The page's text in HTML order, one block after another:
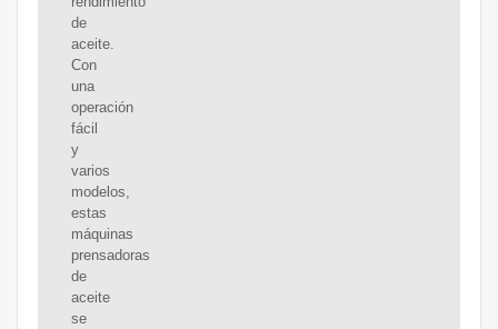
de
aceite.
Con
una
operación
fácil
y
varios
modelos,
estas
máquinas
prensadoras
de
aceite
se